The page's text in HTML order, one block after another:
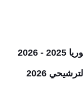
اخبار جديدة بخصوص نتائج سبر البكالوريا 2025 - 2026
في سوريا .. رابط موقع نتائج السبر الترشيحي 2026